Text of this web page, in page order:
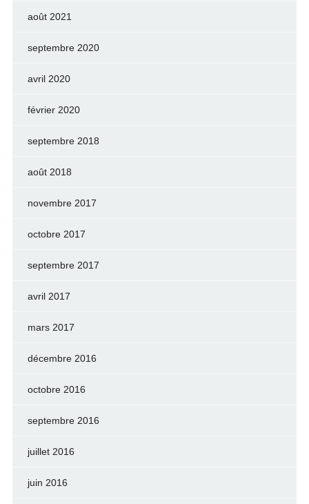
août 2021
septembre 2020
avril 2020
février 2020
septembre 2018
août 2018
novembre 2017
octobre 2017
septembre 2017
avril 2017
mars 2017
décembre 2016
octobre 2016
septembre 2016
juillet 2016
juin 2016